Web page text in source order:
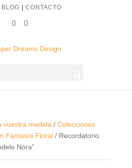
BLOG CONTACTO
vuestra medida / Colecciones
Fantasía Floral/ Recordatorio
Nora”